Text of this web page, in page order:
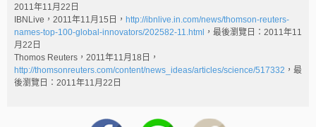
2011年11月22日
IBNLive，2011年11月15日， http://ibnlive.in.com/news/thomson-reuters-
names-top-100-global-innovators/202582-11.html ，最後瀏覽日：2011年11
月22日
Thomos Reuters，2011年11月18日，
http://thomsonreuters.com/content/news_ideas/articles/science/517332 ，最
後瀏覽日：2011年11月22日